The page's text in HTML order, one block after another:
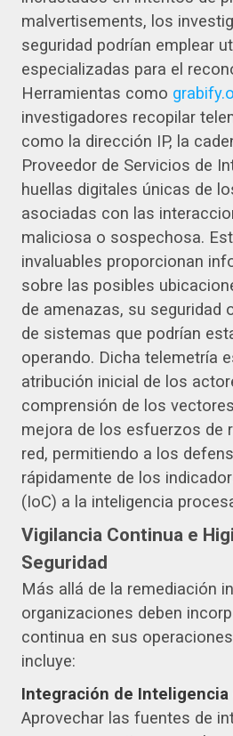
malvertisements, los
seguridad podrían emplear
especializadas para el
Herramientas como
investigadores recopilar
como la dirección IP, la
Proveedor de Servicios de
huellas digitales únicas de
asociadas con las
maliciosa o sospechosa.
invaluables proporcionan
sobre las posibles
de amenazas, su seguridad
de sistemas que podrían
operando. Dicha telemetría
atribución inicial de los
comprensión de los
mejora de los esfuerzos de
red, permitiendo a los
rápidamente de los
(IoC) a la inteligencia
Vigilancia Continua e
Seguridad
Más allá de la remediación
organizaciones deben
continua en sus
incluye:
Integración de Inteligencia
Aprovechar las fuentes de